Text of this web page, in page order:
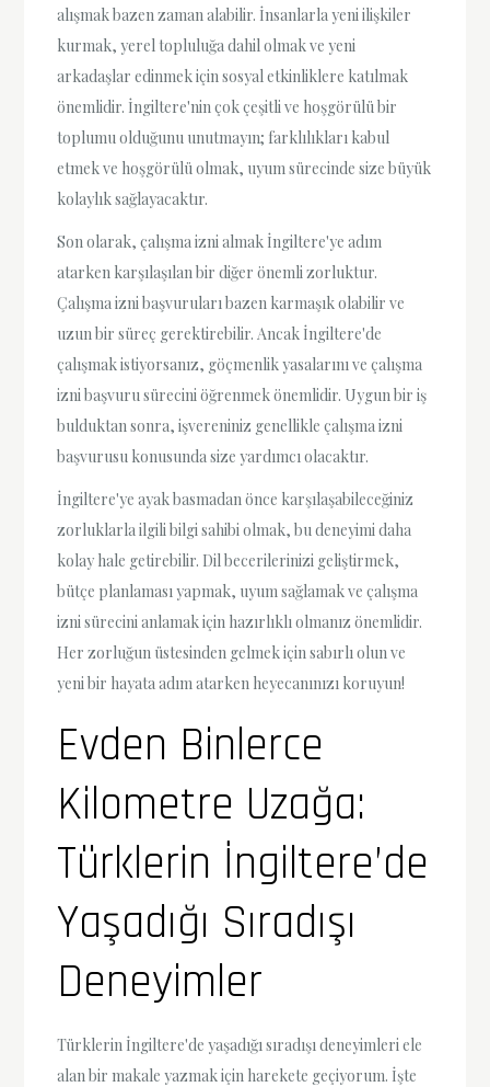
alışmak bazen zaman alabilir. İnsanlarla yeni ilişkiler
kurmak, yerel topluluğa dahil olmak ve yeni
arkadaşlar edinmek için sosyal etkinliklere katılmak
önemlidir. İngiltere'nin çok çeşitli ve hoşgörülü bir
toplumu olduğunu unutmayın; farklılıkları kabul
etmek ve hoşgörülü olmak, uyum sürecinde size büyük
kolaylık sağlayacaktır.
Son olarak, çalışma izni almak İngiltere'ye adım
atarken karşılaşılan bir diğer önemli zorluktur.
Çalışma izni başvuruları bazen karmaşık olabilir ve
uzun bir süreç gerektirebilir. Ancak İngiltere'de
çalışmak istiyorsanız, göçmenlik yasalarını ve çalışma
izni başvuru sürecini öğrenmek önemlidir. Uygun bir iş
bulduktan sonra, işvereniniz genellikle çalışma izni
başvurusu konusunda size yardımcı olacaktır.
İngiltere'ye ayak basmadan önce karşılaşabileceğiniz
zorluklarla ilgili bilgi sahibi olmak, bu deneyimi daha
kolay hale getirebilir. Dil becerilerinizi geliştirmek,
bütçe planlaması yapmak, uyum sağlamak ve çalışma
izni sürecini anlamak için hazırlıklı olmanız önemlidir.
Her zorluğun üstesinden gelmek için sabırlı olun ve
yeni bir hayata adım atarken heyecanınızı koruyun!
Evden Binlerce
Kilometre Uzağa:
Türklerin İngiltere’de
Yaşadığı Sıradışı
Deneyimler
Türklerin İngiltere'de yaşadığı sıradışı deneyimleri ele
alan bir makale yazmak için harekete geçiyorum. İşte